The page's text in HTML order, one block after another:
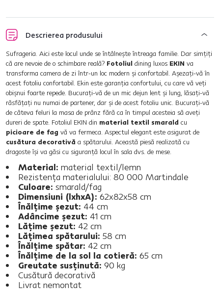
Descrierea produsului
Sufrageria. Aici este locul unde se întâlneşte întreaga familie. Dar simţiţi
că are nevoie de o schimbare reală? Fotoliul dining luxos EKIN va
transforma camera de zi într-un loc modern şi confortabil. Aşezaţi-vă în
acest fotoliu confortabil. Ekin este garanţia confortului, cu care vă veţi
obişnui foarte repede. Bucuraţi-vă de un mic dejun lent şi lung, lăsaţi-vă
răsfăţaţi nu numai de partener, dar şi de acest fotoliu unic. Bucuraţi-vă
de câteva feluri la masa de prânz fără ca în timpul acesteia să aveţi
dureri de spate. Fotoliul EKIN din material textil smarald cu
picioare de fag vă va fermeca. Aspectul elegant este asigurat de
cusătura decorativă a spătarului. Această piesă realizată cu
dragoste îşi va găsi cu siguranţă locul în sala dvs. de mese.
Material: material textil/lemn
Rezistenţa materialului: 80 000 Martindale
Culoare: smarald/fag
Dimensiuni (lxhxA): 62x82x58 cm
Înălţime şezut: 44 cm
Adâncime şezut: 41 cm
Lăţime şezut: 42 cm
Lăţimea spătarului: 58 cm
Înălţime spătar: 42 cm
Înălţime de la sol la cotieră: 65 cm
Greutate susţinută: 90 kg
Cusătură decorativă
Livrat nemontat